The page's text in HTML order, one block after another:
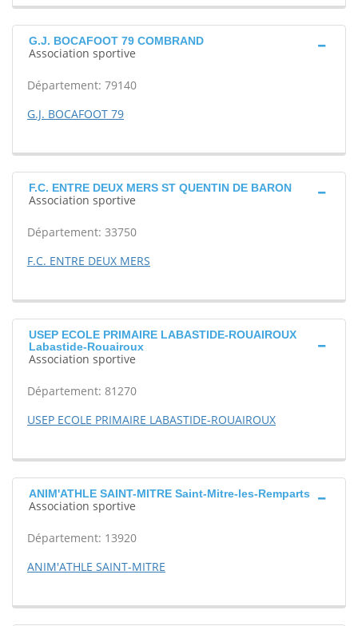
G.J. BOCAFOOT 79 COMBRAND
Association sportive
Département: 79140
G.J. BOCAFOOT 79
F.C. ENTRE DEUX MERS ST QUENTIN DE BARON
Association sportive
Département: 33750
F.C. ENTRE DEUX MERS
USEP ECOLE PRIMAIRE LABASTIDE-ROUAIROUX
Labastide-Rouairoux
Association sportive
Département: 81270
USEP ECOLE PRIMAIRE LABASTIDE-ROUAIROUX
ANIM'ATHLE SAINT-MITRE Saint-Mitre-les-Remparts
Association sportive
Département: 13920
ANIM'ATHLE SAINT-MITRE